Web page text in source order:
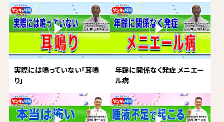
実際には鳴っていない「耳鳴
り」
年齢に関係なく発症 メニエー
ル病